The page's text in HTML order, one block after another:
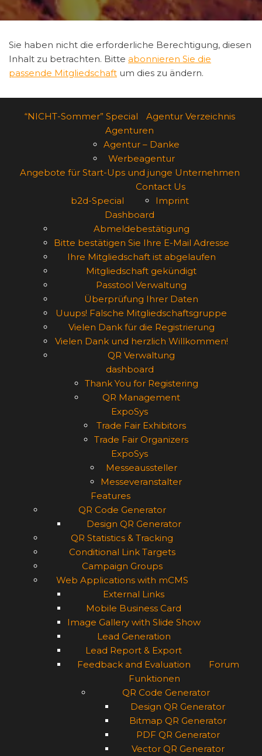
Sie haben nicht die erforderliche Berechtigung, diesen
Inhalt zu betrachten. Bitte abonnieren Sie die
passende Mitgliedschaft um dies zu ändern.
“NICHT-Sommer” Special
Agentur Verzeichnis
Agenturen
Agentur – Danke
Werbeagentur
Angebote für Start-Ups und junge Unternehmen
b2d-Special
Contact Us
Imprint
Dashboard
Abmeldebestätigung
Bitte bestätigen Sie Ihre E-Mail Adresse
Ihre Mitgliedschaft ist abgelaufen
Mitgliedschaft gekündigt
Passtool Verwaltung
Überprüfung Ihrer Daten
Uuups! Falsche Mitgliedschaftsgruppe
Vielen Dank für die Registrierung
Vielen Dank und herzlich Willkommen!
QR Verwaltung
dashboard
Thank You for Registering
QR Management
ExpoSys
Trade Fair Exhibitors
Trade Fair Organizers
ExpoSys
Messeaussteller
Messeveranstalter
Features
QR Code Generator
Design QR Generator
QR Statistics & Tracking
Conditional Link Targets
Campaign Groups
Web Applications with mCMS
External Links
Mobile Business Card
Image Gallery with Slide Show
Lead Generation
Lead Report & Export
Feedback and Evaluation
Forum
Funktionen
QR Code Generator
Design QR Generator
Bitmap QR Generator
PDF QR Generator
Vector QR Generator